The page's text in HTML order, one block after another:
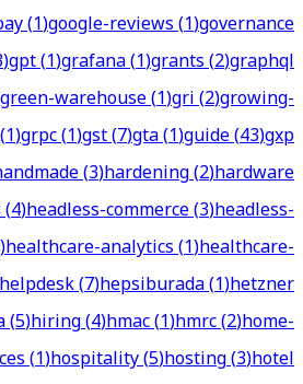
(1)google-reviews(1)governance
)gpt(1)grafana(1)grants(2)graphql
green-warehouse(1)gri(2)growing-
1)grpc(1)gst(7)gta(1)guide(43)gxp
(3)hardening(2)hardware
(4)headless-commerce(3)headless-
)healthcare-analytics(1)healthcare-
helpdesk(7)hepsiburada(1)hetzner
(5)hiring(4)hmac(1)hmrc(2)home-
(1)hospitality(5)hosting(3)hotel